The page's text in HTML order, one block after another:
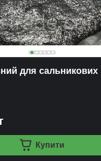
для сальникових
Купити